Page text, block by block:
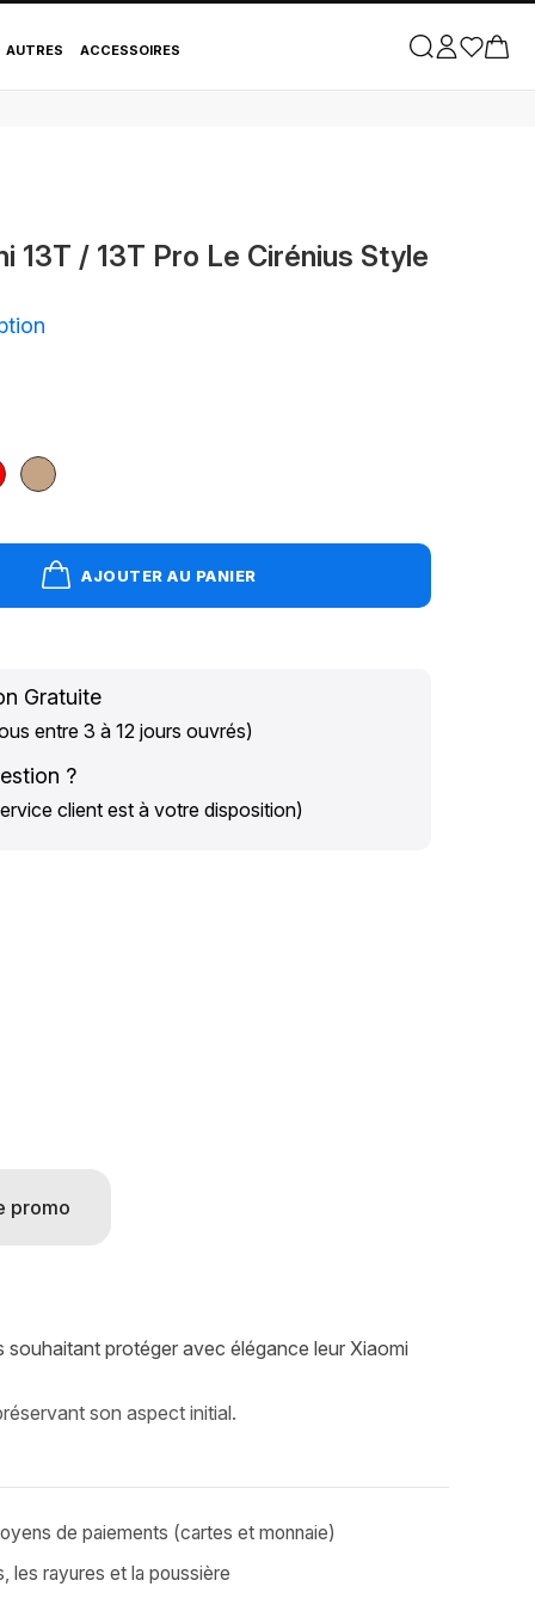
AUTRES ACCESSOIRES
13T / 13T Pro Le Cirénius Style
Marron
AJOUTER AU PANIER
Gratuite
entre 3 à 12 jours ouvrés)
?
client est à votre disposition)
promo
protéger avec élégance leur Xiaomi
son aspect initial.
de paiements (cartes et monnaie)
les rayures et la poussière